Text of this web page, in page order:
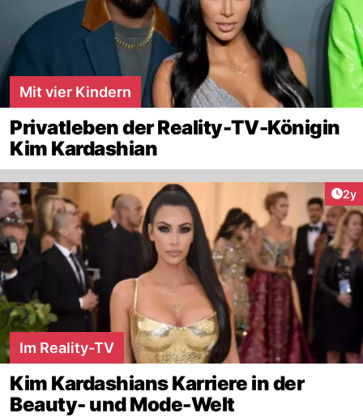
Mit vier Kindern
Privatleben der Reality-TV-Königin
Kim Kardashian
2y
Im Reality-TV
Kim Kardashians Karriere in der
Beauty- und Mode-Welt